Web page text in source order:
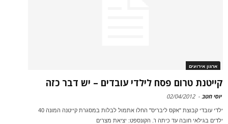
ארגון אירועים
קייטנת טרום פסח לילדי עובדים – יש דבר כזה
יוסי חטב -
02/04/2012
ילדי עובדי קבוצת "אקס ליבריס" החלו אתמול לבלות במסגרת קייטנה המונה 40
ילדים בגילאי חובה עד כיתה ו'. הקונספט: יציאת מצרים